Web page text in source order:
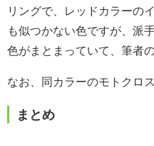
リングで、レッドカラーの
も似つかない色ですが、派
色がまとまっていて、筆者
なお、同カラーのモトクロ
まとめ